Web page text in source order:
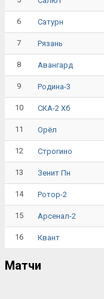
6 Сатурн
7 Рязань
8 Авангард
9 Родина-3
10 СКА-2 Хб
11 Орёл
12 Строгино
13 Зенит Пн
14 Ротор-2
15 Арсенал-2
16 Квант
Матчи